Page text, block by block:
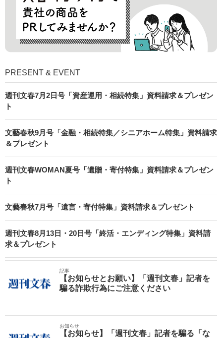
PRESENT & EVENT
週刊文春7月2日号「資産運用・相続特集」資料請求＆プレゼン
ト
文藝春秋9月号「金融・相続特集／シニアホーム特集」資料請求
＆プレゼント
週刊文春WOMAN夏号「遺贈・寄付特集」資料請求＆プレゼン
ト
文藝春秋7月号「遺言・寄付特集」資料請求＆プレゼント
週刊文春8月13日・20日号「終活・エンディング特集」資料請
求＆プレゼント
記事
【お知らせとお願い】「週刊文春」記者を
騙る詐欺行為にご注意ください
お知らせ
【お知らせ】「週刊文春」記者を騙る「な